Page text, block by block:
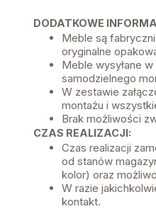
DODATKOWE
Meble są
oryginalne
Meble wysyłane
samodzielnego
W zestawie
montażu i
Brak możliwości
CZAS REALIZACJI:
Czas realizacji
od stanów
kolor) oraz
W razie
kontakt.